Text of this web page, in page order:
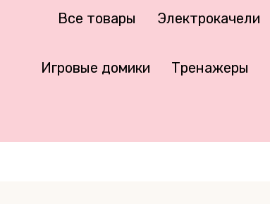
Все товары Электрокачели
Игровые домики Тренажеры